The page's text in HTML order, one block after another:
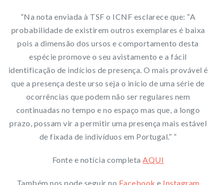
“Na nota enviada à TSF o ICNF esclarece que: “A
probabilidade de existirem outros exemplares é baixa
pois a dimensão dos ursos e comportamento desta
espécie promove o seu avistamento e a fácil
identificação de indícios de presença. O mais provável é
que a presença deste urso seja o início de uma série de
ocorrências que podem não ser regulares nem
continuadas no tempo e no espaço mas que, a longo
prazo, possam vir a permitir uma presença mais estável
de fixada de indivíduos em Portugal.” “
Fonte e notícia completaAQUI
Também nos pode seguir no Facebook e Instagram